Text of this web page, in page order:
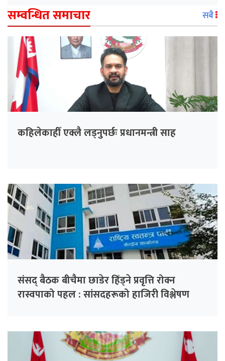
सम्वन्धित समाचार सबै
कहिलेकाहीँ एक्लै लड्नुपर्छः प्रधानमन्त्री साह
संसद् बैठक बीचैमा छाडेर हिँड्ने प्रवृत्ति रोक्न
रास्वपाको पहल : सांसदहरूको हाजिरी विश्लेषण